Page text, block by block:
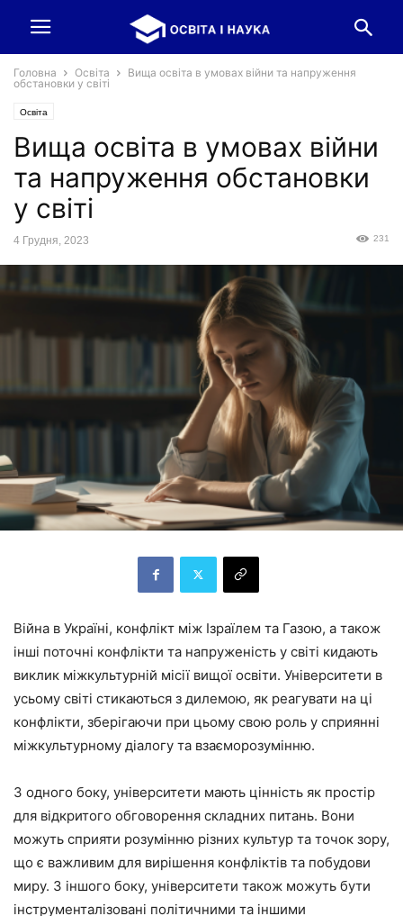
Головна Освіта
Вища освіта в умовах війни та напруження
обстановки у світі
Освіта
Вища освіта в умовах війни
та напруження обстановки
у світі
4 Грудня, 2023 231
Війна в Україні, конфлікт між Ізраїлем та Газою, а також
інші поточні конфлікти та напруженість у світі кидають
виклик міжкультурній місії вищої освіти. Університети в
усьому світі стикаються з дилемою, як реагувати на ці
конфлікти, зберігаючи при цьому свою роль у сприянні
міжкультурному діалогу та взаєморозумінню.
З одного боку, університети мають цінність як простір
для відкритого обговорення складних питань. Вони
можуть сприяти розумінню різних культур та точок зору,
що є важливим для вирішення конфліктів та побудови
миру. З іншого боку, університети також можуть бути
інструменталізовані політичними та іншими